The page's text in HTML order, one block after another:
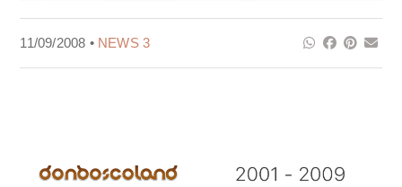
11/09/2008 • NEWS 3